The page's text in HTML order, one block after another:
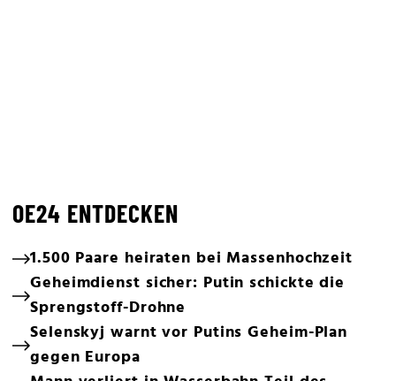
OE24 ENTDECKEN
1.500 Paare heiraten bei Massenhochzeit
Geheimdienst sicher: Putin schickte die
Sprengstoff-Drohne
Selenskyj warnt vor Putins Geheim-Plan
gegen Europa